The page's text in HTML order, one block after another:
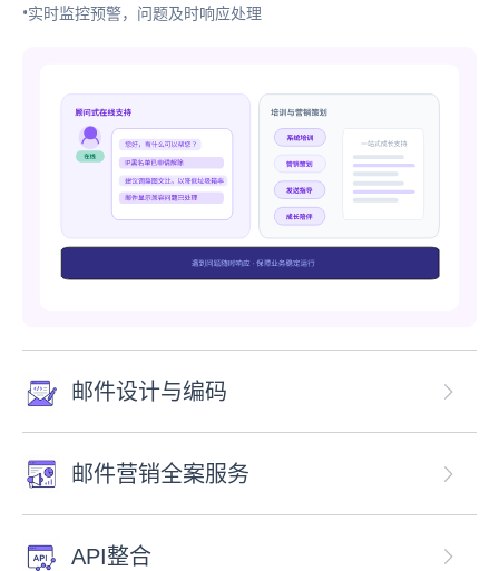
•实时监控预警，问题及时响应处理
邮件设计与编码
邮件营销全案服务
API整合